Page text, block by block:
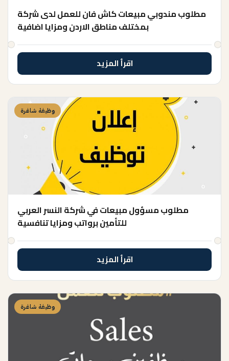
مطلوب مندوبي مبيعات كاش فان للعمل لدى شركة
بمختلف مناطق الاردن ومزايا اضافية
اقرأ المزيد
وظيفة شاغرة
مطلوب مسؤول مبيعات في شركة النسر العربي
للتأمين برواتب ومزايا تنافسية
اقرأ المزيد
وظيفة شاغرة